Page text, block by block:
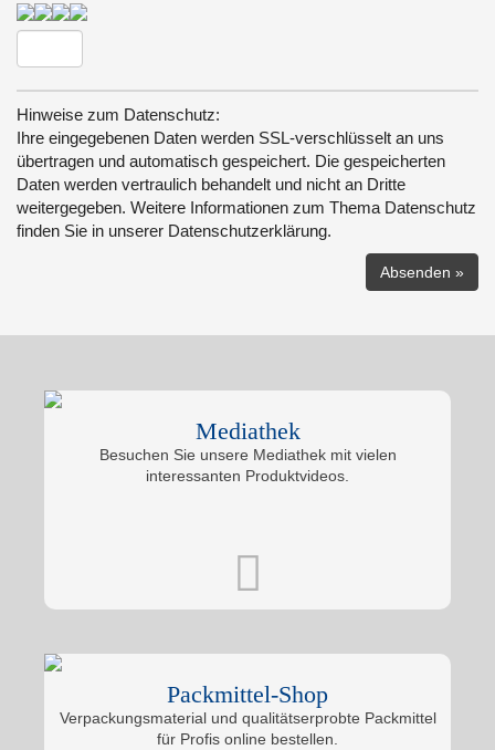
Hinweise zum Datenschutz:
Ihre eingegebenen Daten werden SSL-verschlüsselt an uns
übertragen und automatisch gespeichert. Die gespeicherten
Daten werden vertraulich behandelt und nicht an Dritte
weitergegeben. Weitere Informationen zum Thema Datenschutz
finden Sie in unserer Datenschutzerklärung.
Mediathek
Besuchen Sie unsere Mediathek mit vielen
interessanten Produktvideos.
Packmittel-Shop
Verpackungsmaterial und qualitätserprobte Packmittel
für Profis online bestellen.